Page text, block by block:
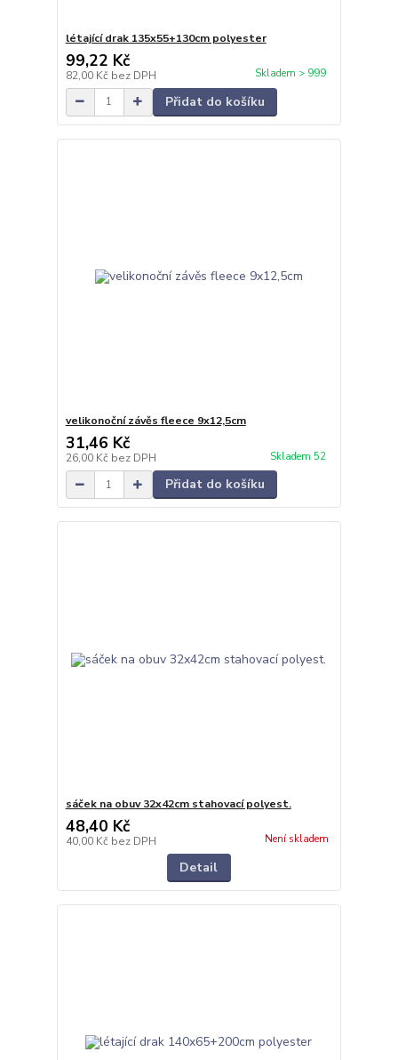
létající drak 135x55+130cm polyester
99,22 Kč
82,00 Kč bez DPH Skladem > 999
Přidat do košíku
velikonoční závěs fleece 9x12,5cm
31,46 Kč
26,00 Kč bez DPH Skladem 52
Přidat do košíku
sáček na obuv 32x42cm stahovací polyest.
48,40 Kč
40,00 Kč bez DPH Není skladem
Detail